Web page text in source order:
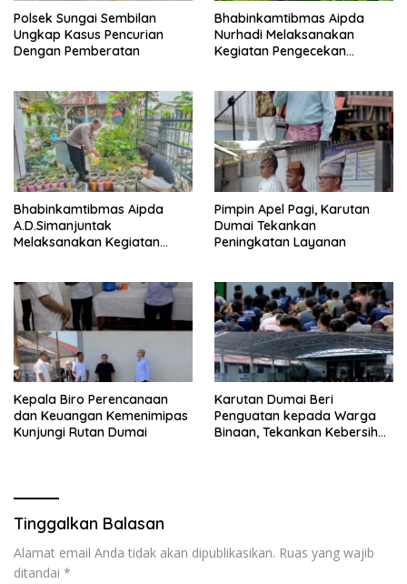
Polsek Sungai Sembilan
Ungkap Kasus Pencurian
Dengan Pemberatan
Bhabinkamtibmas Aipda
Nurhadi Melaksanakan
Kegiatan Pengecekan
Jagung Pipil
Bhabinkamtibmas Aipda
A.D.Simanjuntak
Melaksanakan Kegiatan
Pimpin Apel Pagi, Karutan
Dumai Tekankan
Peningkatan Layanan
Kepala Biro Perencanaan
dan Keuangan Kemenimipas
Kunjungi Rutan Dumai
Karutan Dumai Beri
Penguatan kepada Warga
Binaan, Tekankan Kebersihan
Tinggalkan Balasan
Alamat email Anda tidak akan dipublikasikan. Ruas yang wajib
ditandai *